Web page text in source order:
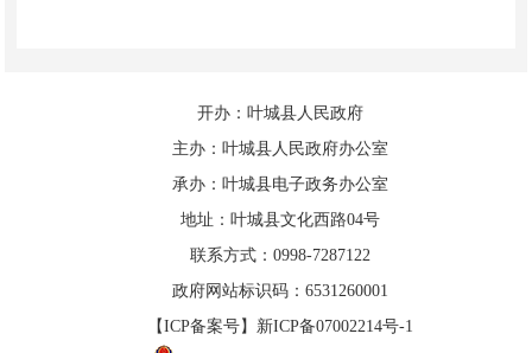
开办：叶城县人民政府
主办：叶城县人民政府办公室
承办：叶城县电子政务办公室
地址：叶城县文化西路04号
联系方式：0998-7287122
政府网站标识码：6531260001
【ICP备案号】新ICP备07002214号-1